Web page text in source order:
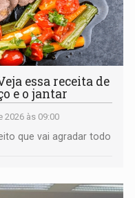
essa receita de
e o jantar
2026 às 09:00
que vai agradar todo